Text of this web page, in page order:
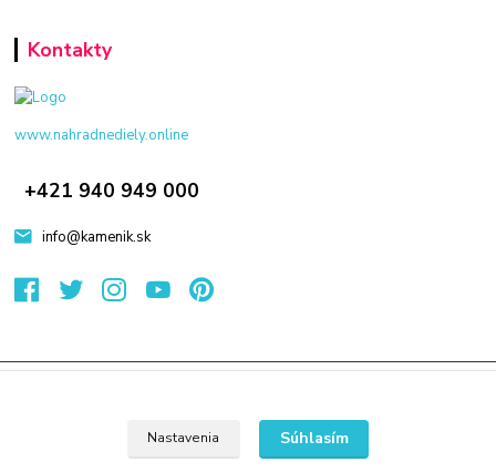
Kontakty
www.nahradnediely.online
+421 940 949 000
info@kamenik.sk
Eshop-rychlo.sk
Nastavenia
Súhlasím